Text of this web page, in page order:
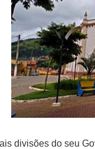
divisões do seu